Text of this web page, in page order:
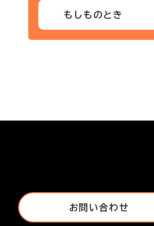
もしものとき
お問い合わせ